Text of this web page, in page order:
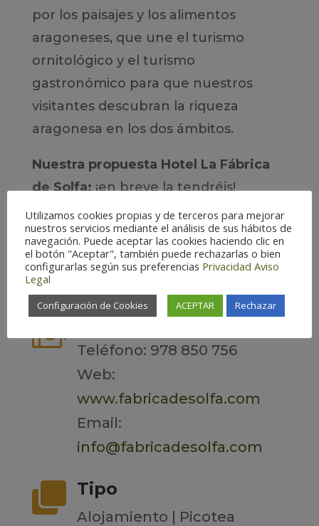
por los paisajes y los alimentos
aragoneses, que une el turismo
ornitológico y el turismo
gastronómico para que nuestros
visitantes descubran la riqueza
aragonesa en los dos ámbitos.
Nuestra propuesta Hotel La Fábrica
de Solfa:¡en breve la tendréis!
 Dirección
Calle Arrabal del Puente, 16
 Contacto
Teléfono: 978 850 756
Web:
www.fabricadesolfa.com
Email:
info@fabricadesolfa.com
 Tipo
Alojamiento | Picotea
Utilizamos cookies propias y de terceros para mejorar
nuestros servicios mediante el análisis de sus hábitos de
navegación. Puede aceptar las cookies haciendo clic en
el botón "Aceptar", también puede rechazarlas o bien
configurarlas según sus preferencias Privacidad Aviso
Legal
Configuración de Cookies ACEPTAR Rechazar